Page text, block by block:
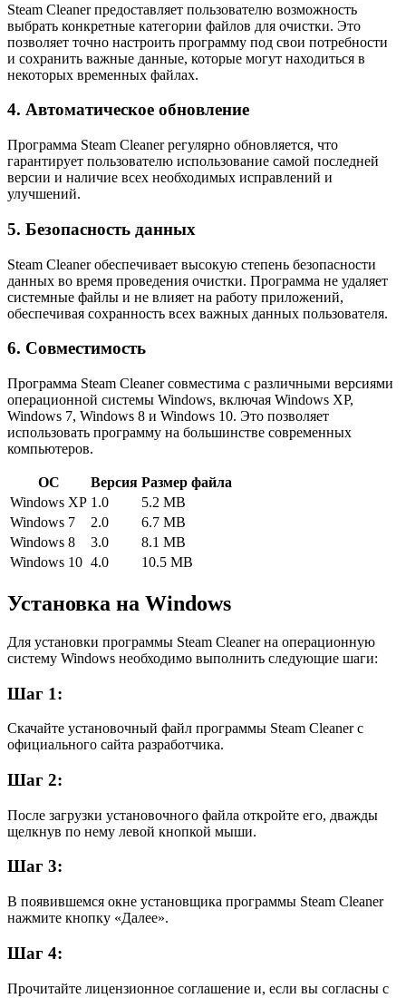
Steam Cleaner предоставляет пользователю возможность
выбрать конкретные категории файлов для очистки. Это
позволяет точно настроить программу под свои потребности
и сохранить важные данные, которые могут находиться в
некоторых временных файлах.
4. Автоматическое обновление
Программа Steam Cleaner регулярно обновляется, что
гарантирует пользователю использование самой последней
версии и наличие всех необходимых исправлений и
улучшений.
5. Безопасность данных
Steam Cleaner обеспечивает высокую степень безопасности
данных во время проведения очистки. Программа не удаляет
системные файлы и не влияет на работу приложений,
обеспечивая сохранность всех важных данных пользователя.
6. Совместимость
Программа Steam Cleaner совместима с различными версиями
операционной системы Windows, включая Windows XP,
Windows 7, Windows 8 и Windows 10. Это позволяет
использовать программу на большинстве современных
компьютеров.
ОС Версия Размер файла
Windows XP 1.0
5.2 MB
Windows 7
2.0
6.7 MB
Windows 8
3.0
8.1 MB
Windows 10 4.0 10.5 MB
Установка на Windows
Для установки программы Steam Cleaner на операционную
систему Windows необходимо выполнить следующие шаги:
Шаг 1:
Скачайте установочный файл программы Steam Cleaner с
официального сайта разработчика.
Шаг 2:
После загрузки установочного файла откройте его, дважды
щелкнув по нему левой кнопкой мыши.
Шаг 3:
В появившемся окне установщика программы Steam Cleaner
нажмите кнопку «Далее».
Шаг 4:
Прочитайте лицензионное соглашение и, если вы согласны с